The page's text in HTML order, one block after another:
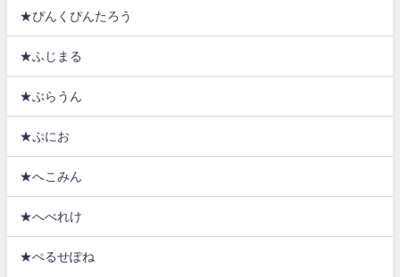
★ぴんくぴんたろう
★ふじまる
★ぶらうん
★ぷにお
★へこみん
★へべれけ
★ぺるせぽね